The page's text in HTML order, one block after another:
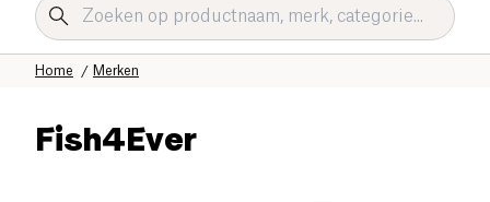
Merken
Home
Fish4Ever